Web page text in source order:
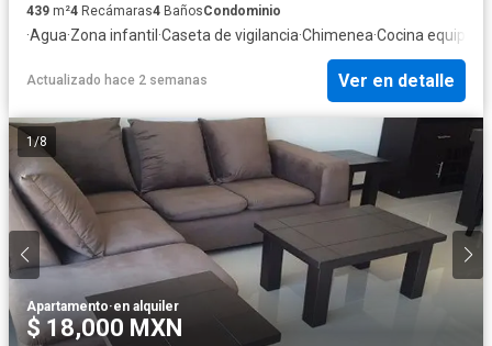
439 m²4 Recámaras4 BañosCondominio
·Agua·Zona infantil ·Caseta de vigilancia·Chimenea·Cocina equipada
Actualizado hace 2 semanas Ver en detalle
1/8
Apartamento·en alquiler
$ 18,000 MXN